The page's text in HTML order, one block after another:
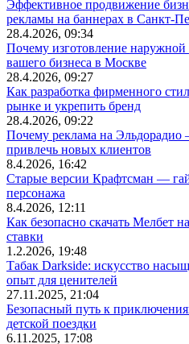
Эффективное продвижение
рекламы на баннерах в Санкт-
28.4.2026, 09:34
Почему изготовление
вашего бизнеса в Москве
28.4.2026, 09:27
Как разработка фирменного
рынке и укрепить бренд
28.4.2026, 09:22
Почему реклама на
привлечь новых клиентов
8.4.2026, 16:42
Старые версии Крафтсман —
персонажа
8.4.2026, 12:11
Как безопасно скачать Мелбет
ставки
1.2.2026, 19:48
Табак Darkside: искусство
опыт для ценителей
27.11.2025, 21:04
Безопасный путь к
детской поездки
6.11.2025, 17:08